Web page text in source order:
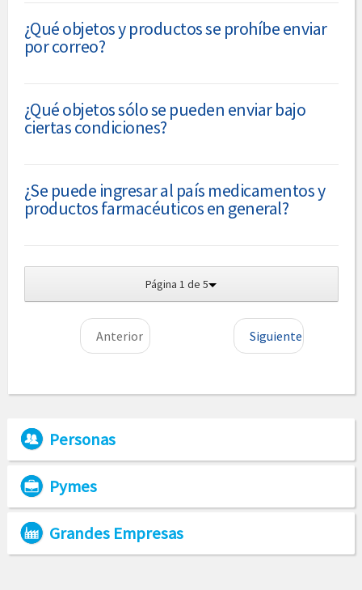
¿Qué objetos y productos se prohíbe enviar
por correo?
¿Qué objetos sólo se pueden enviar bajo
ciertas condiciones?
¿Se puede ingresar al país medicamentos y
productos farmacéuticos en general?
Página 1 de 5
Anterior Siguiente
Personas
Pymes
Grandes Empresas